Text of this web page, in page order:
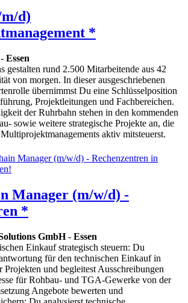
d)
*
Essen
gestalten rund 2.500 Mitarbeitende aus 42
von morgen. In dieser ausgeschriebenen
übernimmst Du eine Schlüsselposition
Projektleitungen und Fachbereichen.
der Ruhrbahn stehen in den kommenden
sowie weitere strategische Projekte an, die
aktiv mitsteuerst.
Manager (m/w/d) -
*
GmbH- Essen
Einkauf strategisch steuern: Du
für den technischen Einkauf in
Projekten und begleitest Ausschreibungen
für Rohbau- und TGA-Gewerke von der
Angebote bewerten und